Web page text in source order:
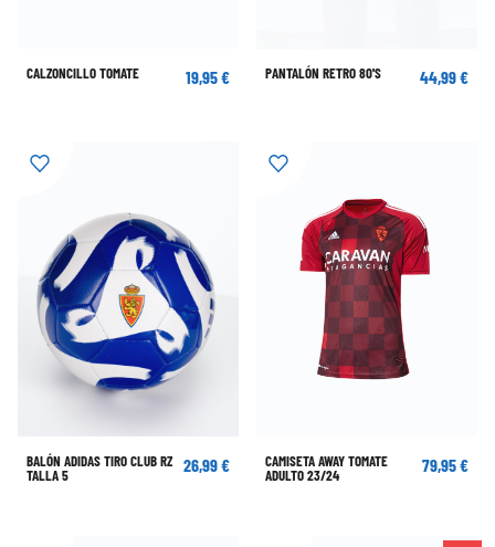
CALZONCILLO TOMATE 19,95 € PANTALÓN RETRO 80'S 44,99 €
BALÓN ADIDAS TIRO CLUB RZ
TALLA 5
26,99 €
CAMISETA AWAY TOMATE
ADULTO 23/24
79,95 €